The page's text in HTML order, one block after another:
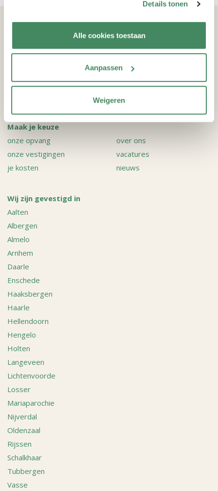
Details tonen
Alle cookies toestaan
Aanpassen
Weigeren
Volg ons
Bel 088-2347400
Maak je keuze
onze opvang
onze vestigingen
je kosten
over ons
vacatures
nieuws
Wij zijn gevestigd in
Aalten
Albergen
Almelo
Arnhem
Daarle
Enschede
Haaksbergen
Haarle
Hellendoorn
Hengelo
Holten
Langeveen
Lichtenvoorde
Losser
Mariaparochie
Nijverdal
Oldenzaal
Rijssen
Schalkhaar
Tubbergen
Vasse